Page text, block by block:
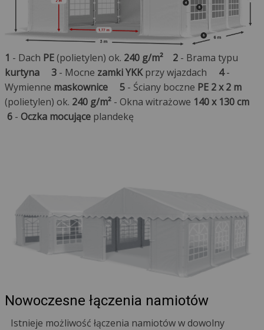
1 - Dach PE(polietylen) ok. 240 g/m² 2- Brama typu
kurtyna
3- Mocne zamki YKKprzy wjazdach 4-
Wymienne maskownice 5- Ściany boczne PE 2 x 2 m
(polietylen) ok. 240 g/m²- Okna witrażowe 140 x 130 cm
6- Oczka mocująceplandekę
Nowoczesne łączenia namiotów
Istnieje możliwość łączenia namiotów w dowolny